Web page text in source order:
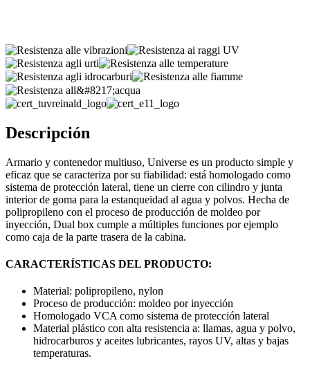
Descripción
Armario y contenedor multiuso, Universe es un producto simple y
eficaz que se caracteriza por su fiabilidad: está homologado como
sistema de protección lateral, tiene un cierre con cilindro y junta
interior de goma para la estanqueidad al agua y polvos. Hecha de
polipropileno con el proceso de producción de moldeo por
inyección, Dual box cumple a múltiples funciones por ejemplo
como caja de la parte trasera de la cabina.
CARACTERÍSTICAS DEL PRODUCTO:
Material: polipropileno, nylon
Proceso de producción: moldeo por inyección
Homologado VCA como sistema de protección lateral
Material plástico con alta resistencia a: llamas, agua y polvo,
hidrocarburos y aceites lubricantes, rayos UV, altas y bajas
temperaturas.